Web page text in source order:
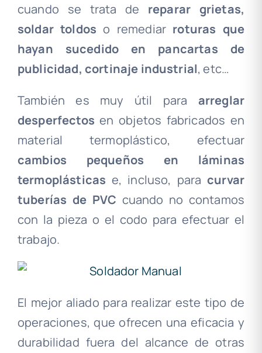
cuando se trata de reparar grietas,
soldar toldos o remediar roturas que
hayan sucedido en pancartas de
publicidad, cortinaje industrial, etc…
También es muy útil para arreglar
desperfectos en objetos fabricados en
material termoplástico, efectuar
cambios pequeños en láminas
termoplásticas e, incluso, paracurvar
tuberías de PVC cuando no contamos
con la pieza o el codo para efectuar el
trabajo.
El mejor aliado para realizar este tipo de
operaciones, que ofrecen una eficacia y
durabilidad fuera del alcance de otras